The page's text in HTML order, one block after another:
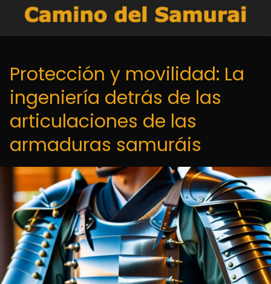
Protección y movilidad: La
ingeniería detrás de las
articulaciones de las
armaduras samuráis